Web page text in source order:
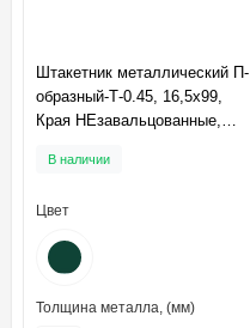
Штакетник металлический П-
образный-Т-0.45, 16,5х99,
Края НЕзавальцованные,
В наличии
Цвет
Толщина металла, (мм)